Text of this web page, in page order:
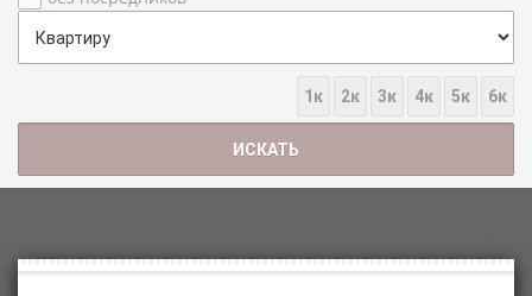
1к 2к 3к 4к 5к 6к